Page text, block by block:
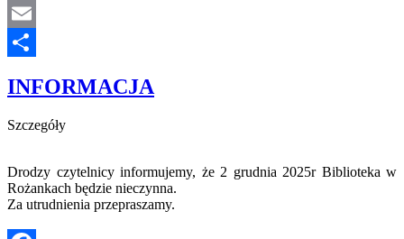
X
Email
INFORMACJA
Szczegóły
Drodzy czytelnicy informujemy, że 2 grudnia 2025r Biblioteka w
Rożankach będzie nieczynna.
Za utrudnienia przepraszamy.